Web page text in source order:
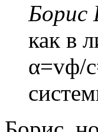
Борис
как в
α=vф/